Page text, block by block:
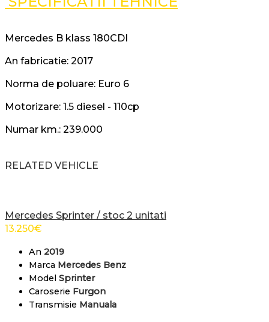
Mercedes B klass 180CDI
An fabricatie: 2017
Norma de poluare: Euro 6
Motorizare: 1.5 diesel - 110cp
Numar km.: 239.000
RELATED VEHICLE
Mercedes Sprinter / stoc 2 unitati
13.250€
An 2019
Marca Mercedes Benz
Model Sprinter
Caroserie Furgon
Transmisie Manuala